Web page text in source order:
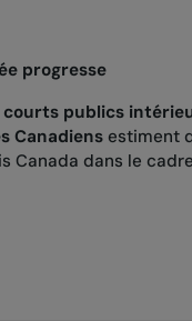
progresse
courts publics
Canadiens estiment
Canada dans le